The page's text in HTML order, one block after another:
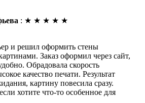
: ★ ★ ★ ★ ★
и решил оформить стены
Заказ оформил через сайт,
Обрадовала скорость
качество печати. Результат
картину повесила сразу.
хотите что-то особенное для